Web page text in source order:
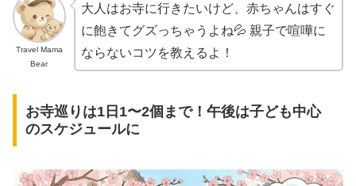
Travel Mama
Bear
大人はお寺に行きたいけど、赤ちゃんはすぐ
に飽きてグズっちゃうよね💦 親子で喧嘩に
ならないコツを教えるよ！
お寺巡りは1日1〜2個まで！午後は子ども中心
のスケジュールに